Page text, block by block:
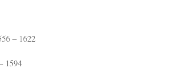
– 1622
1594